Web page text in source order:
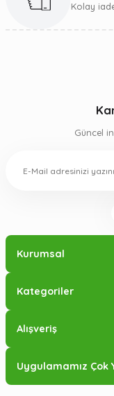
Kolay
Güncel
Kurumsal
Kategoriler
Alışveriş
Uygulamamız Çok